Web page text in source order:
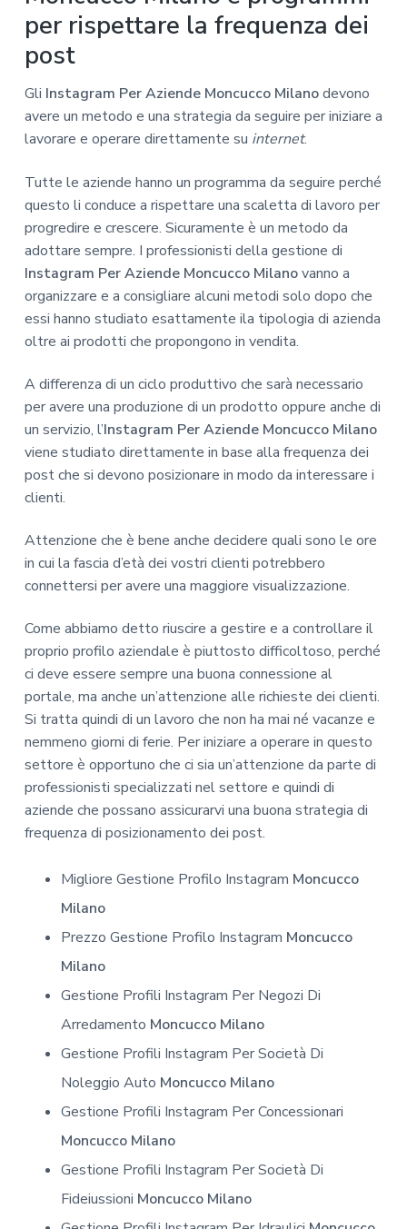
per rispettare la frequenza dei
post
Gli Instagram Per Aziende Moncucco Milanodevono
avere un metodo e una strategia da seguire per iniziare a
lavorare e operare direttamente su internet.
Tutte le aziende hanno un programma da seguire perché
questo li conduce a rispettare una scaletta di lavoro per
progredire e crescere. Sicuramente è un metodo da
adottare sempre. I professionisti della gestione di
Instagram Per Aziende Moncucco Milanovanno a
organizzare e a consigliare alcuni metodi solo dopo che
essi hanno studiato esattamente ila tipologia di azienda
oltre ai prodotti che propongono in vendita.
A differenza di un ciclo produttivo che sarà necessario
per avere una produzione di un prodotto oppure anche di
un servizio, l’Instagram Per Aziende Moncucco Milano
viene studiato direttamente in base alla frequenza dei
post che si devono posizionare in modo da interessare i
clienti.
Attenzione che è bene anche decidere quali sono le ore
in cui la fascia d’età dei vostri clienti potrebbero
connettersi per avere una maggiore visualizzazione.
Come abbiamo detto riuscire a gestire e a controllare il
proprio profilo aziendale è piuttosto difficoltoso, perché
ci deve essere sempre una buona connessione al
portale, ma anche un’attenzione alle richieste dei clienti.
Si tratta quindi di un lavoro che non ha mai né vacanze e
nemmeno giorni di ferie. Per iniziare a operare in questo
settore è opportuno che ci sia un’attenzione da parte di
professionisti specializzati nel settore e quindi di
aziende che possano assicurarvi una buona strategia di
frequenza di posizionamento dei post.
Migliore Gestione Profilo Instagram Moncucco
Milano
Prezzo Gestione Profilo Instagram Moncucco
Milano
Gestione Profili Instagram Per Negozi Di
Arredamento Moncucco Milano
Gestione Profili Instagram Per Società Di
Noleggio Auto Moncucco Milano
Gestione Profili Instagram Per Concessionari
Moncucco Milano
Gestione Profili Instagram Per Società Di
Fideiussioni Moncucco Milano